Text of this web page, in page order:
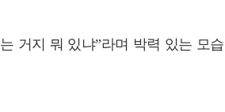
거지 뭐 있냐”라며 박력 있는 모